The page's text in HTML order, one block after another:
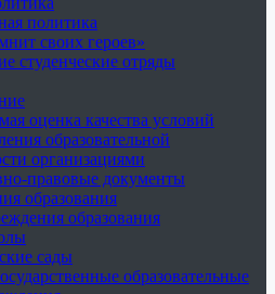
политика
своих героев»
студенческие отряды
оценка качества условий
образовательной
организациями
правовые документы
образования
образования
сады
образовательные